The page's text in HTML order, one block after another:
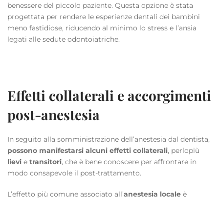
benessere del piccolo paziente. Questa opzione è stata
progettata per rendere le esperienze dentali dei bambini
meno fastidiose, riducendo al minimo lo stress e l’ansia
legati alle sedute odontoiatriche.
Effetti collaterali e accorgimenti
post-anestesia
In seguito alla somministrazione dell’anestesia dal dentista,
possono manifestarsi alcuni effetti collaterali, perlopiù
lievi e transitori, che è bene conoscere per affrontare in
modo consapevole il post-trattamento.
L’effetto più comune associato all’anestesia locale è